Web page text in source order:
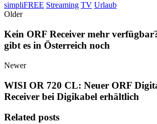
simpliFREE Streaming TV Urlaub
Older
Kein ORF Receiver mehr
gibt es in Österreich noch
Newer
WISI OR 720 CL: Neuer ORF
Receiver bei Digikabel erhältlich
Related posts